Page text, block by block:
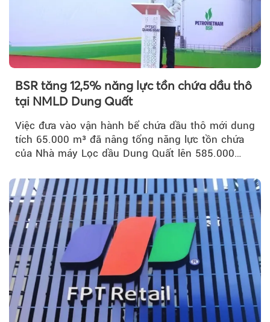
BSR tăng 12,5% năng lực tồn chứa dầu thô
tại NMLD Dung Quất
Việc đưa vào vận hành bể chứa dầu thô mới dung
tích 65.000 m³ đã nâng tổng năng lực tồn chứa
của Nhà máy Lọc dầu Dung Quất lên 585.000